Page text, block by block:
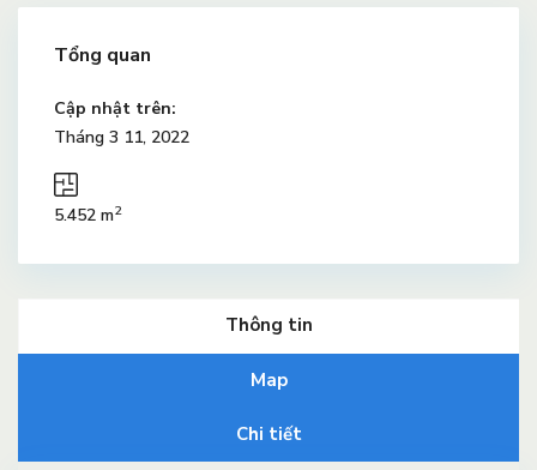
Tổng quan
Cập nhật trên:
Tháng 3 11, 2022
5.452 m2
Thông tin
Map
Chi tiết